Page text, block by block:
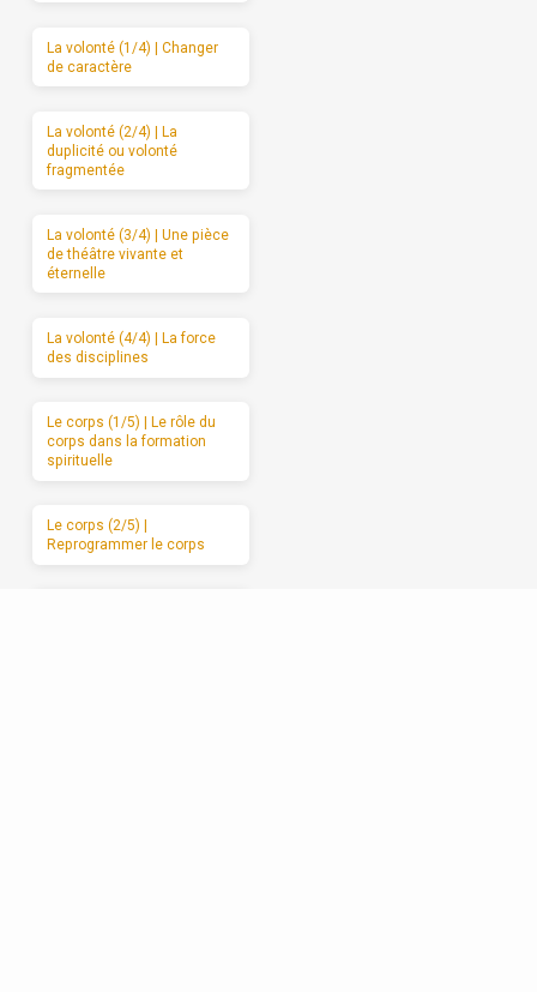
La volonté (1/4) | Changer
de caractère
La volonté (2/4) | La
duplicité ou volonté
fragmentée
La volonté (3/4) | Une pièce
de théâtre vivante et
éternelle
La volonté (4/4) | La force
des disciplines
Le corps (1/5) | Le rôle du
corps dans la formation
spirituelle
Le corps (2/5) |
Reprogrammer le corps